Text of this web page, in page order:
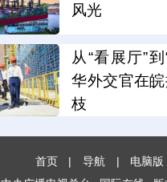
风光
从“看展厅”
华外交官在
枝
首页 | 导航 |
电脑版